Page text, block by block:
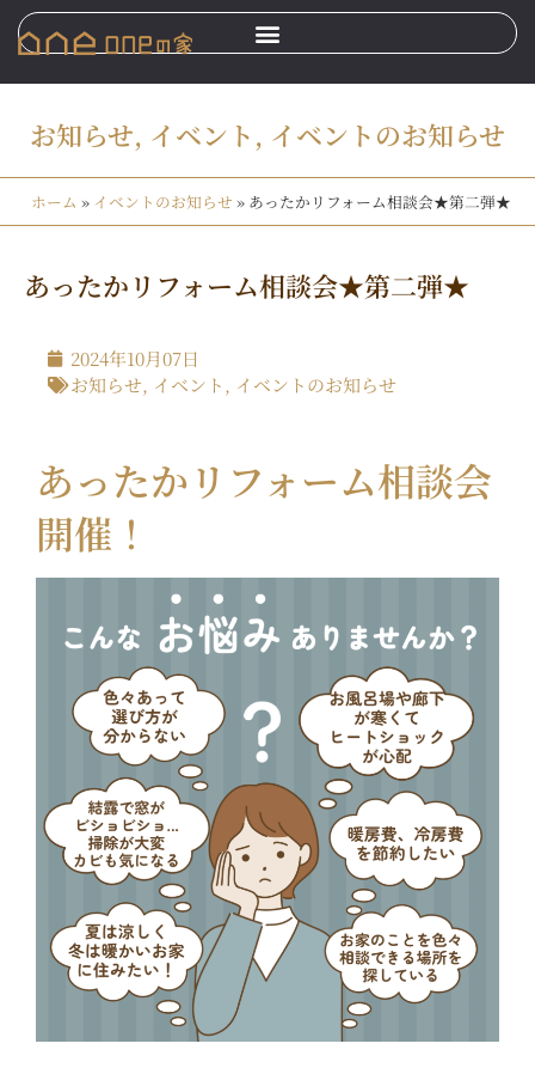
お知らせ, イベント, イベントのお知らせ
ホーム » イベントのお知らせ » あったかリフォーム相談会★第二弾★
あったかリフォーム相談会★第二弾★
2024年10月07日
お知らせ, イベント, イベントのお知らせ
あったかリフォーム相談会
開催！